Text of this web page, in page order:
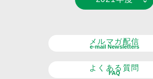
メルマガ配信
e-mail Newsletters
よくある質問
FAQ